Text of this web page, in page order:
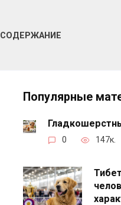
СОДЕРЖАНИЕ
Популярные
0 147к.